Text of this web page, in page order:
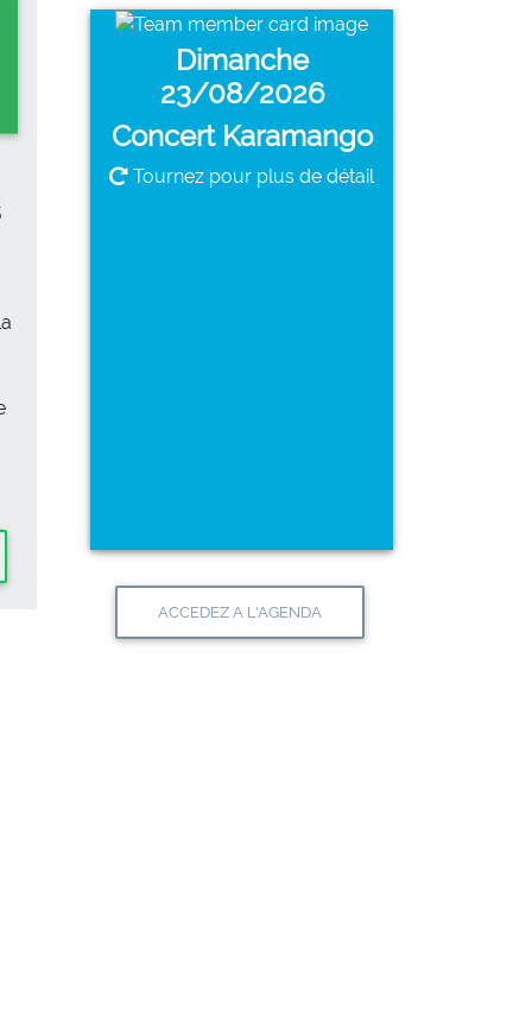
Dimanche
23/08/2026
Concert Karamango
Tournez pour plus de détail
Concert
Karamango
Dimanche 23/08/2026
ACCEDEZ A L'AGENDA